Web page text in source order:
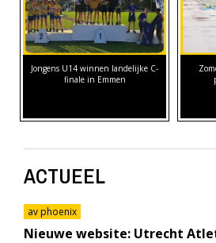
Jongens U14 winnen landelijke C-
finale in Emmen
ACTUEEL
av phoenix
Nieuwe website: Utrecht